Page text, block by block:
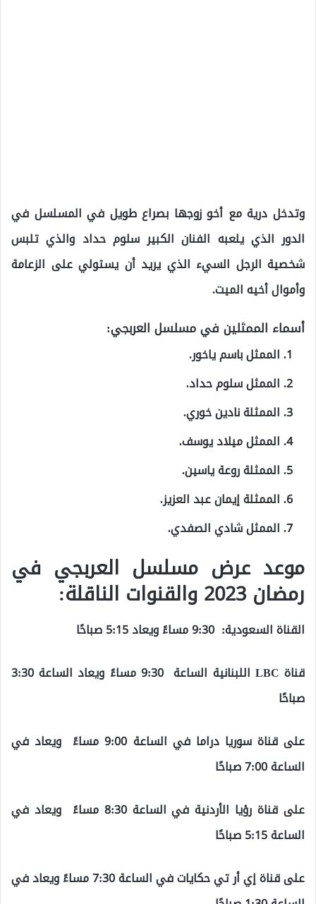
وتدخل درية مع أخو زوجها بصراع طويل في المسلسل في
الدور الذي يلعبه الفنان الكبير سلوم حداد والذي تلبس
شخصية الرجل السيء الذي يريد أن يستولي على الزعامة
وأموال أخيه الميت.
أسماء الممثلين في مسلسل العربجي:
الممثل باسم ياخور.
الممثل سلوم حداد.
الممثلة نادين خوري.
الممثل ميلاد يوسف.
الممثلة روعة ياسين.
الممثلة إيمان عبد العزيز.
الممثل شادي الصفدي.
موعد عرض مسلسل العربجي في
رمضان 2023 والقنوات الناقلة:
القناة السعودية: 9:30 مساءً ويعاد 5:15 صباحًا
قناة LBC اللبنانية الساعة 9:30 مساءً ويعاد الساعة 3:30
صباحًا
على قناة سوريا دراما في الساعة 9:00 مساءً ويعاد في
الساعة 7:00 صباحًا
على قناة رؤيا الأردنية في الساعة 8:30 مساءً ويعاد في
الساعة 5:15 صباحًا
على قناة إي أر تي حكايات في الساعة 7:30 مساءً ويعاد في